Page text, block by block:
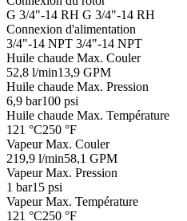
G 3/4"-14 RH G 3/4"-14 RH
Connexion d'alimentation
3/4"-14 NPT 3/4"-14 NPT
Huile chaude Max. Couler
52,8 l/min13,9 GPM
Huile chaude Max. Pression
6,9 bar100 psi
Huile chaude Max. Température
121 °C250 °F
Vapeur Max. Couler
219,9 l/min58,1 GPM
Vapeur Max. Pression
1 bar15 psi
Vapeur Max. Température
121 °C250 °F